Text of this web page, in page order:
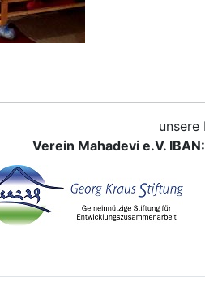
unsere
Verein Mahadevi e.V.